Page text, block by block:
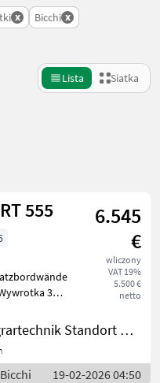
x Bicchi x
Lista Siatka
555
6.545
€
wliczony
VAT 19%
5.500 €
netto
3
skrzyni,
jazdy do
Oswald Agrartechnik Standort Regen
19-02-2026 04:50